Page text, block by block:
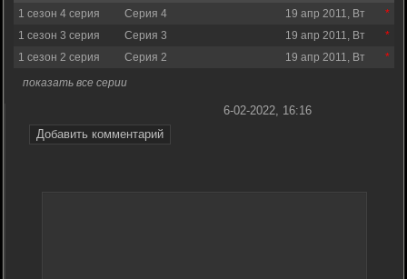
1 сезон 4 серия
Серия 4
19 апр 2011, Вт
1 сезон 3 серия
Серия 3
19 апр 2011, Вт
1 сезон 2 серия
Серия 2
19 апр 2011, Вт
показать все серии
Добавить комментарий
6-02-2022, 16:16